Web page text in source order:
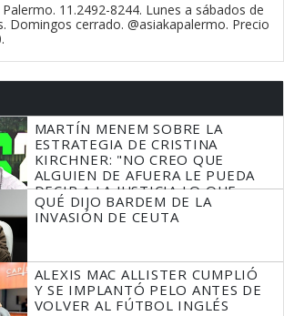
11.2492-8244. Lunes a sábados de
Domingos cerrado. @asiakapalermo. Precio
MARTÍN MENEM SOBRE LA
ESTRATEGIA DE CRISTINA
KIRCHNER: "NO CREO QUE
ALGUIEN DE AFUERA LE PUEDA
DECIR A LA JUSTICIA LO QUE
TIENE QUE HACER"
QUÉ DIJO BARDEM DE LA
INVASIÓN DE CEUTA
ALEXIS MAC ALLISTER CUMPLIÓ
Y SE IMPLANTÓ PELO ANTES DE
VOLVER AL FÚTBOL INGLÉS